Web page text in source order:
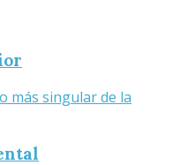
más singular de la